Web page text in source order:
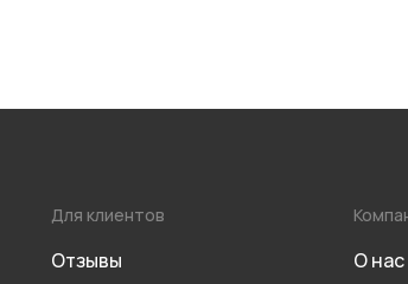
Для клиентов
Отзывы
О нас